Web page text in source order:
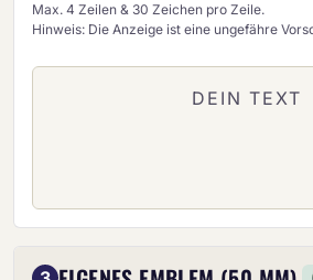
Max. 4 Zeilen & 30 Zeichen pro Zeile.
Hinweis: Die Anzeige ist eine ungefähre